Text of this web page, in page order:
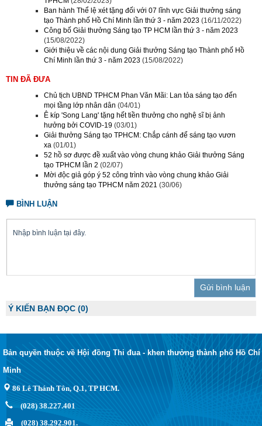
Ban hành Thể lệ xét tặng đối với 07 lĩnh vực Giải thưởng sáng
tạo Thành phố Hồ Chí Minh lần thứ 3 - năm 2023 (16/11/2022)
Công bố Giải thưởng Sáng tạo TP HCM lần thứ 3 - năm 2023
(15/08/2022)
Giới thiệu về các nội dung Giải thưởng Sáng tạo Thành phố Hồ
Chí Minh lần thứ 3 - năm 2023 (15/08/2022)
TIN ĐÃ ĐƯA
Chủ tịch UBND TPHCM Phan Văn Mãi: Lan tỏa sáng tạo đến
mọi tầng lớp nhân dân (04/01)
Ê kíp 'Song Lang' tặng hết tiền thưởng cho nghệ sĩ bị ảnh
hưởng bởi COVID-19 (03/01)
Giải thưởng Sáng tạo TPHCM: Chắp cánh để sáng tạo vươn
xa (01/01)
52 hồ sơ được đề xuất vào vòng chung khảo Giải thưởng Sáng
tạo TPHCM lần 2 (02/07)
Mời độc giả góp ý 52 công trình vào vòng chung khảo Giải
thưởng sáng tạo TPHCM năm 2021 (30/06)
BÌNH LUẬN
Trả lời
Ý KIẾN BẠN ĐỌC(0)
Bản quyền thuộc về Hội đồng Thi đua - khen thưởng thành phố Hồ Chí
Minh
86 Lê Thánh Tôn, Q.1, TP HCM.
(028) 38.227.401
(028) 38.292.901.